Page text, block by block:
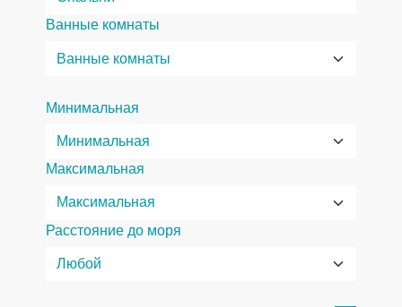
Ванные комнаты
Минимальная
Максимальная
Расстояние до моря